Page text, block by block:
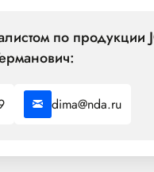
по продукции
dima@nda.ru